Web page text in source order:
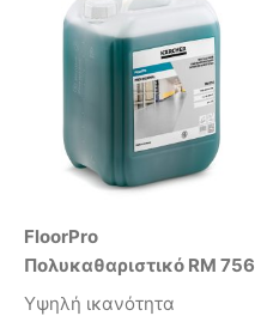
FloorPro
Πολυκαθαριστικό RM 756
Υψηλή ικανότητα